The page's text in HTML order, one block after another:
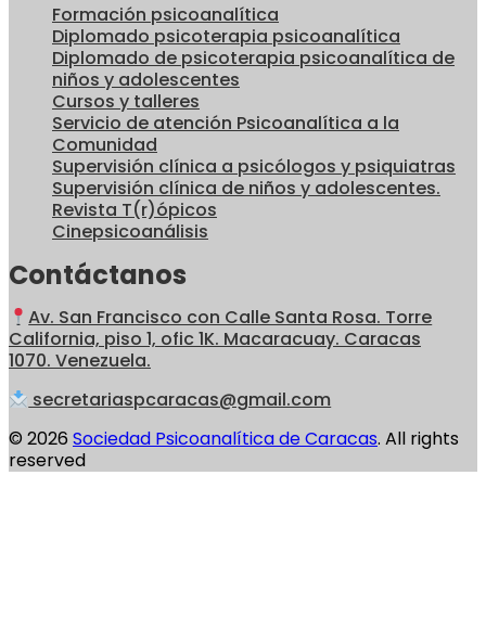
Formación psicoanalítica
Diplomado psicoterapia psicoanalítica
Diplomado de psicoterapia psicoanalítica de
niños y adolescentes
Cursos y talleres
Servicio de atención Psicoanalítica a la
Comunidad
Supervisión clínica a psicólogos y psiquiatras
Supervisión clínica de niños y adolescentes.
Revista T(r)ópicos
Cinepsicoanálisis
Contáctanos
Av. San Francisco con Calle Santa Rosa. Torre
California, piso 1, ofic 1K. Macaracuay. Caracas
1070. Venezuela.
secretariaspcaracas@gmail.com
© 2026 Sociedad Psicoanalítica de Caracas. All rights
reserved